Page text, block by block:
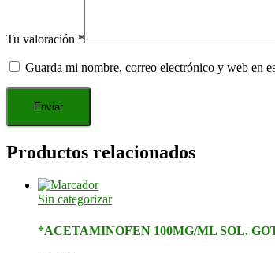
Tu valoración *
Guarda mi nombre, correo electrónico y web en
Productos relacionados
Sin categorizar
*ACETAMINOFEN 100MG/ML SOL.